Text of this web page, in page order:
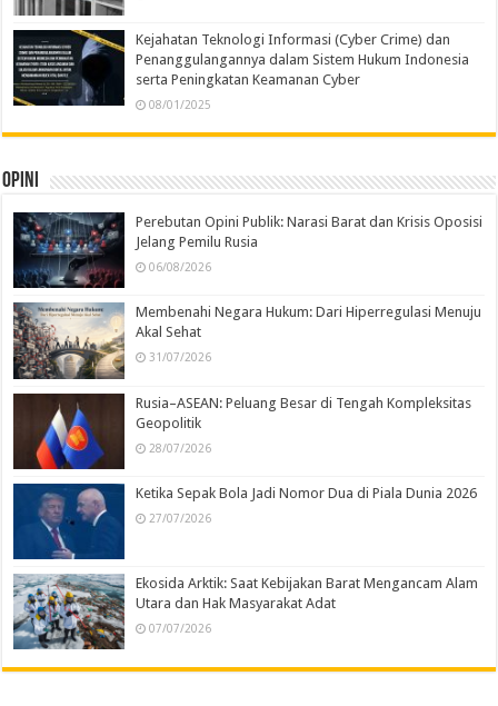
Kejahatan Teknologi Informasi (Cyber Crime) dan
Penanggulangannya dalam Sistem Hukum Indonesia
serta Peningkatan Keamanan Cyber
08/01/2025
Opini
Perebutan Opini Publik: Narasi Barat dan Krisis Oposisi
Jelang Pemilu Rusia
06/08/2026
Membenahi Negara Hukum: Dari Hiperregulasi Menuju
Akal Sehat
31/07/2026
Rusia–ASEAN: Peluang Besar di Tengah Kompleksitas
Geopolitik
28/07/2026
Ketika Sepak Bola Jadi Nomor Dua di Piala Dunia 2026
27/07/2026
Ekosida Arktik: Saat Kebijakan Barat Mengancam Alam
Utara dan Hak Masyarakat Adat
07/07/2026